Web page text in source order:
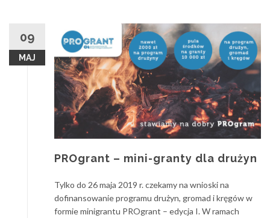
09
MAJ
PROgrant – mini-granty dla drużyn
Tylko do 26 maja 2019 r. czekamy na wnioski na
dofinansowanie programu drużyn, gromad i kręgów w
formie minigrantu PROgrant – edycja I. W ramach